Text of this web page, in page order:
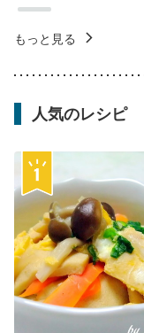
もっと見る
人気のレシピ